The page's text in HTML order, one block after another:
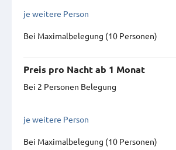
je weitere Person
Bei Maximal­belegung (10 Personen)
Preis pro Nacht ab 1 Monat
Bei 2 Personen Belegung
je weitere Person
Bei Maximal­belegung (10 Personen)